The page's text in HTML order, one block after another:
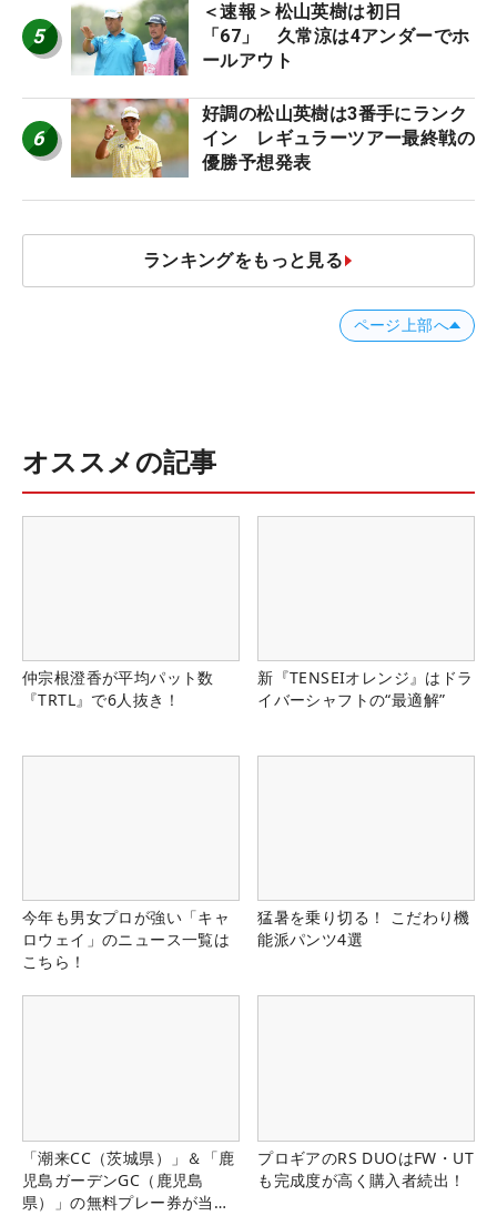
5
＜速報＞松山英樹は初日
「67」 久常涼は4アンダーでホ
ールアウト
6
好調の松山英樹は3番手にランク
イン レギュラーツアー最終戦の
優勝予想発表
ランキングをもっと見る
ページ上部へ
オススメの記事
仲宗根澄香が平均パット数
『TRTL』で6人抜き！
新『TENSEIオレンジ』はドラ
イバーシャフトの“最適解”
今年も男女プロが強い「キャ
ロウェイ」のニュース一覧は
こちら！
猛暑を乗り切る！ こだわり機
能派パンツ4選
「潮来CC（茨城県）」＆「鹿
児島ガーデンGC（鹿児島
県）」の無料プレー券が当た
プロギアのRS DUOはFW・UT
も完成度が高く購入者続出！